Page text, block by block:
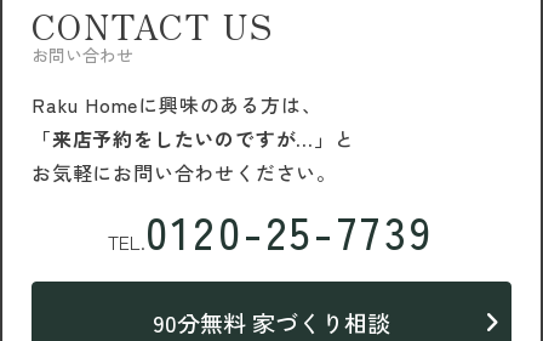
CONTACT US
お問い合わせ
Raku Homeに興味のある方は、
「来店予約をしたいのですが…」 と
お気軽にお問い合わせください。
TEL.0120-25-7739
90分無料 家づくり相談